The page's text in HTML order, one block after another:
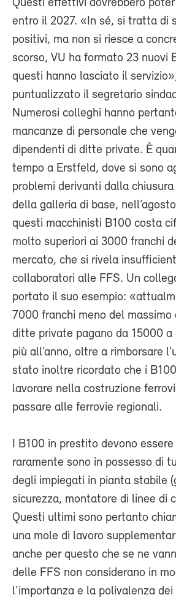
Questi effettivi dovrebbero
entro il 2027. «In sé, si tratta di
positivi, ma non si riesce a
scorso, VU ha formato 23 nuovi
questi hanno lasciato il
puntualizzato il segretario
Numerosi colleghi hanno
mancanze di personale che
dipendenti di ditte private. È
tempo a Erstfeld, dove si sono
problemi derivanti dalla
della galleria di base,
questi macchinisti B100 costa
molto superiori ai 3000 franchi
mercato, che si rivela
collaboratori alle FFS. Un
portato il suo esempio:
7000 franchi meno del massimo
ditte private pagano da 15000
più all’anno, oltre a rimborsare
stato inoltre ricordato che i
lavorare nella costruzione
passare alle ferrovie regionali.
I B100 in prestito devono
raramente sono in possesso di
degli impiegati in pianta stabile
sicurezza, montatore di linee di
Questi ultimi sono pertanto
una mole di lavoro
anche per questo che se ne
delle FFS non considerano in
l’importanza e la polivalenza